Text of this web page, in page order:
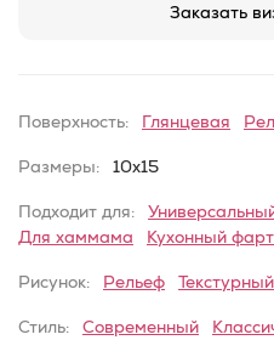
Заказать
Поверхность: Глянцевая
Размеры: 10x15
Подходит для:
Для хаммама
Кухонный
Рисунок: Рельеф Текстурный
Стиль: Современный